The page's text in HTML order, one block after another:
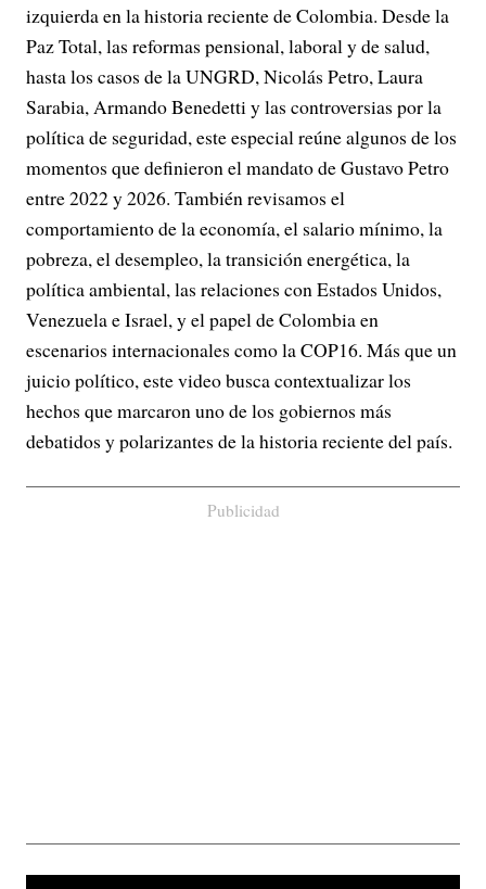
izquierda en la historia reciente de Colombia. Desde la
Paz Total, las reformas pensional, laboral y de salud,
hasta los casos de la UNGRD, Nicolás Petro, Laura
Sarabia, Armando Benedetti y las controversias por la
política de seguridad, este especial reúne algunos de los
momentos que definieron el mandato de Gustavo Petro
entre 2022 y 2026. También revisamos el
comportamiento de la economía, el salario mínimo, la
pobreza, el desempleo, la transición energética, la
política ambiental, las relaciones con Estados Unidos,
Venezuela e Israel, y el papel de Colombia en
escenarios internacionales como la COP16. Más que un
juicio político, este video busca contextualizar los
hechos que marcaron uno de los gobiernos más
debatidos y polarizantes de la historia reciente del país.
Publicidad